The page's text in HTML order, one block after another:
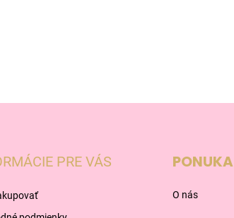
PRE VÁS PONUKA
O nás